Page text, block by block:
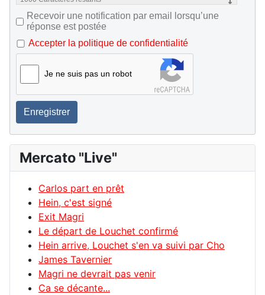
Recevoir une notification par email lorsqu’une
réponse est postée
Accepter la politique de confidentialité
Je ne suis pas un robot
Enregistrer
Mercato "Live"
Carlos part en prêt
Hein, c'est signé
Exit Magri
Le départ de Louchet confirmé
Hein arrive, Louchet s'en va suivi par Cho
James Tavernier
Magri ne devrait pas venir
Ca se décante...